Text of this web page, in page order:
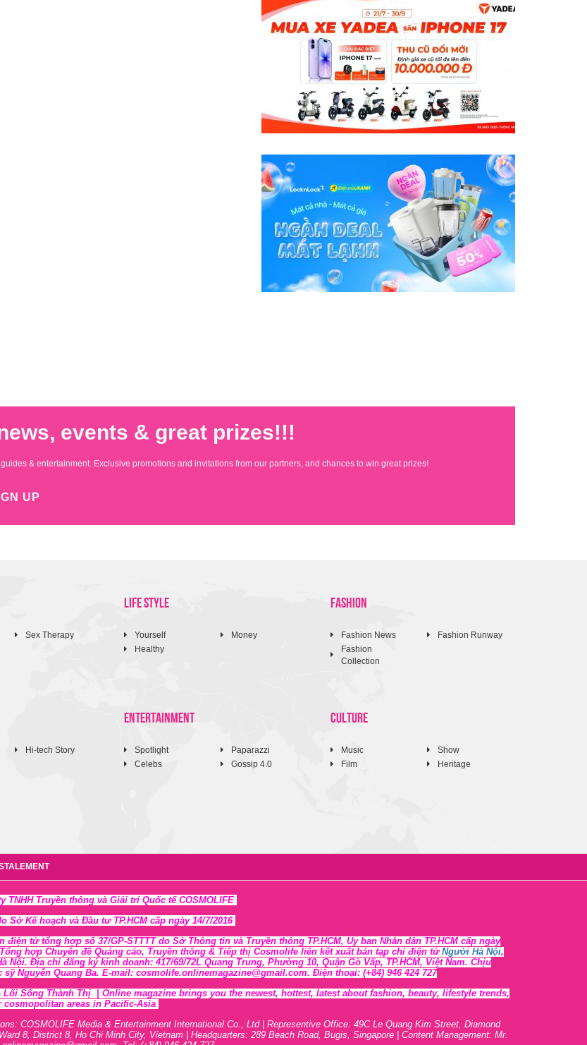
events & great prizes!!!
& entertainment. Exclusive promotions and invitations from our partners, and chances to win great prizes!
UP
Sex Therapy
LIFE STYLE
Yourself
Healthy
Money
FASHION
Fashion News
Fashion
Collection
Fashion Runway
Hi-tech Story
ENTERTAINMENT
Spotlight
Celebs
Paparazzi
Gossip 4.0
CULTURE
Music
Film
Show
Heritage
TNHH Truyền thông và Giải trí Quốc tế COSMOLIFE
Sở Kế hoạch và Đầu tư TP.HCM cấp ngày 14/7/2016
điện tử tổng hợp số 37/GP-STTTTdo Sở Thông tin và Truyền thông TP.HCM, Ủy ban Nhân dân TP.HCM cấp ngày
hợp Chuyên đề Quảng cáo, Truyền thông & Tiếp thị Cosmolife liên kết xuất bản tạp chí điện tử Người Hà Nội,
Nội. Địa chỉ đăng ký kinh doanh: 417/69/72L Quang Trung, Phường 10, Quận Gò Vấp, TP.HCM, Việt Nam. Chịu
Nguyễn Quang Ba. E-mail: cosmolife.onlinemagazine@gmail.com. Điện thoại: (+84) 946 424 727
Lối Sống Thành Thị | Online magazine brings you the newest, hottest, latest about fashion, beauty, lifestyle trends,
areas in Pacific-Asia
COSMOLIFE Media & Entertainment International Co., Ltd | Representive Office: 49C Le Quang Kim Street, Diamond
Ward 8, District 8, Ho Chi Minh City, Vietnam | Headquarters: 289 Beach Road, Bugis, Singapore | Content Management: Mr.